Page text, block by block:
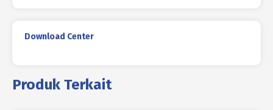
Download Center
Produk Terkait